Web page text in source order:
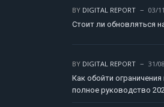
BY DIGITAL REPORT
03/
Стоит ли обновляться
BY DIGITAL REPORT
31/
Как обойти
полное руководство